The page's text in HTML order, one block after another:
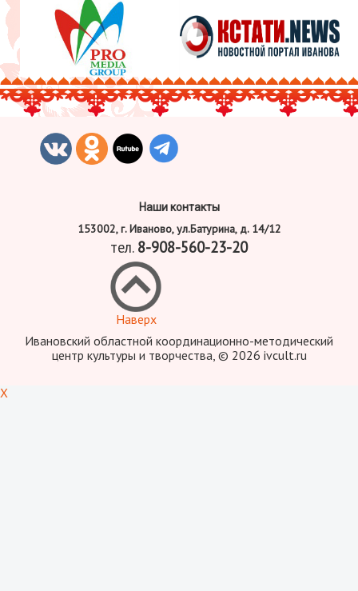
Наши контакты
153002, г. Иваново, ул.Батурина, д. 14/12
тел. 8-908-560-23-20
Наверх
Ивановский областной координационно-методический
центр культуры и творчества, © 2026 ivcult.ru
X